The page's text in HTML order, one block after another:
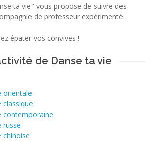
ta vie" vous propose de suivre des
de professeur expérimenté .
épater vos convives !
de Danse ta vie
orientale
classique
contemporaine
russe
chinoise